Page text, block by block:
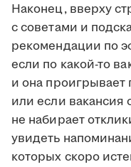
Наконец, вверху
с советами и
рекомендации по
если по какой-то
и она
или если вакансия
не набирает
увидеть
которых скоро